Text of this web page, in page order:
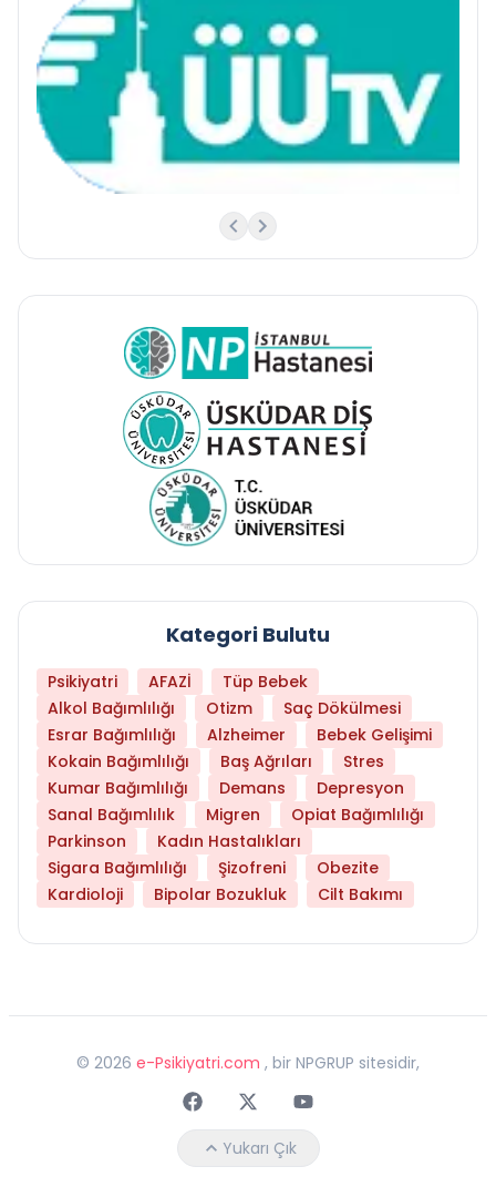
Kategori Bulutu
Psikiyatri AFAZİ
Tüp Bebek
Alkol Bağımlılığı
Otizm
Saç Dökülmesi
Esrar Bağımlılığı
Alzheimer
Bebek Gelişimi
Kokain Bağımlılığı
Baş Ağrıları
Stres
Kumar Bağımlılığı
Demans
Depresyon
Sanal Bağımlılık
Migren
Opiat Bağımlılığı
Parkinson
Kadın Hastalıkları
Sigara Bağımlılığı
Şizofreni
Obezite
Kardioloji
Bipolar Bozukluk Cilt Bakımı
© 2026 e-Psikiyatri.com , bir NPGRUP sitesidir,
FaceebokTwitterYoutube
Yukarı Çık